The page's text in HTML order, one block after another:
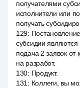
получателями
исполнители или
получать
129:
субсидии
подача 2 заявок от
на разработ.
130: Продукт.
131 : Коллеги, вы